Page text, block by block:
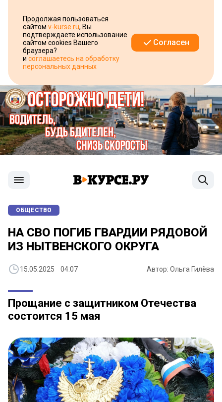
Продолжая пользоваться
сайтом v-kurse.ru, Вы
подтверждаете использование
сайтом cookies Вашего
браузера?
и соглашаетесь на обработку
персональных данных
Согласен
ОБЩЕСТВО
НА СВО ПОГИБ ГВАРДИИ РЯДОВОЙ
ИЗ НЫТВЕНСКОГО ОКРУГА
15.05.2025 04:07 Автор: Ольга Гилёва
Прощание с защитником Отечества
состоится 15 мая